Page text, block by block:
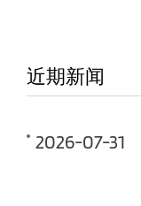
近期新闻
2026-07-31